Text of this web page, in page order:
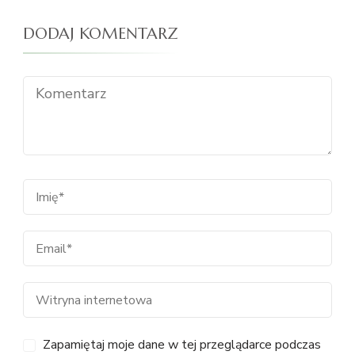
DODAJ KOMENTARZ
Zapamiętaj moje dane w tej przeglądarce podczas